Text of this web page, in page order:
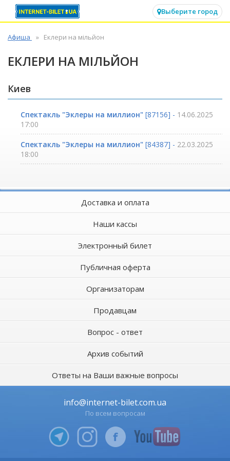
Выберите город
Афиша Еклери на мільйон
ЕКЛЕРИ НА МІЛЬЙОН
Киев
Спектакль "Эклеры на миллион" [87156] - 14.06.2025
17:00
Спектакль "Эклеры на миллион" [84387] - 22.03.2025
18:00
Доставка и оплата
Наши кассы
Электронный билет
Публичная оферта
Организаторам
Продавцам
Вопрос - ответ
Архив событий
Ответы на Ваши важные вопросы
info@internet-bilet.com.ua
По всем вопросам